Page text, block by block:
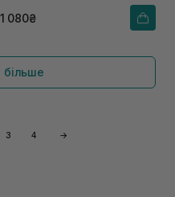
1 080₴
більше
3 4 →